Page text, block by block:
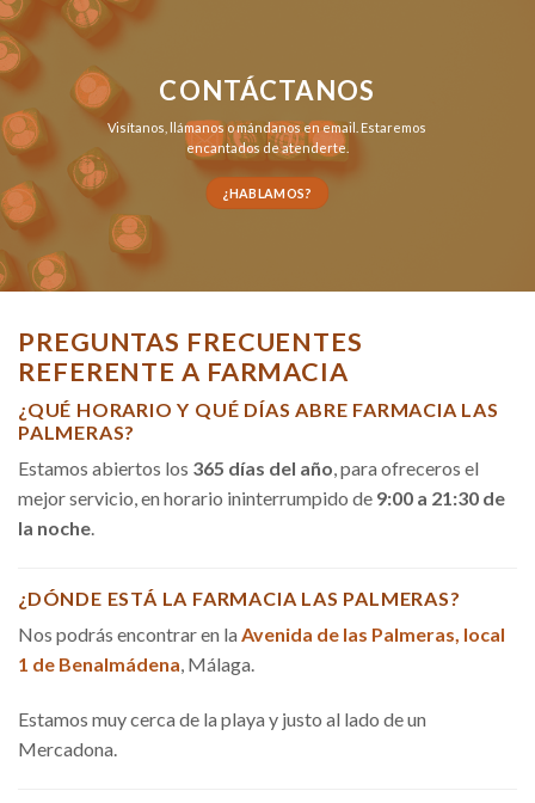
CONTÁCTANOS
Visítanos, llámanosomándanos en email . Estaremos
encantados de atenderte.
¿HABLAMOS?
PREGUNTAS FRECUENTES
REFERENTE A FARMACIA
¿QUÉ HORARIO Y QUÉ DÍAS ABRE FARMACIA LAS
PALMERAS?
Estamos abiertos los 365 días del año, para ofreceros el
mejor servicio, en horario ininterrumpido de 9:00 a 21:30 de
la noche.
¿DÓNDE ESTÁ LA FARMACIA LAS PALMERAS?
Nos podrás encontrar en la Avenida de las Palmeras, local
1 de Benalmádena, Málaga.
Estamos muy cerca de la playa y justo al lado de un
Mercadona.